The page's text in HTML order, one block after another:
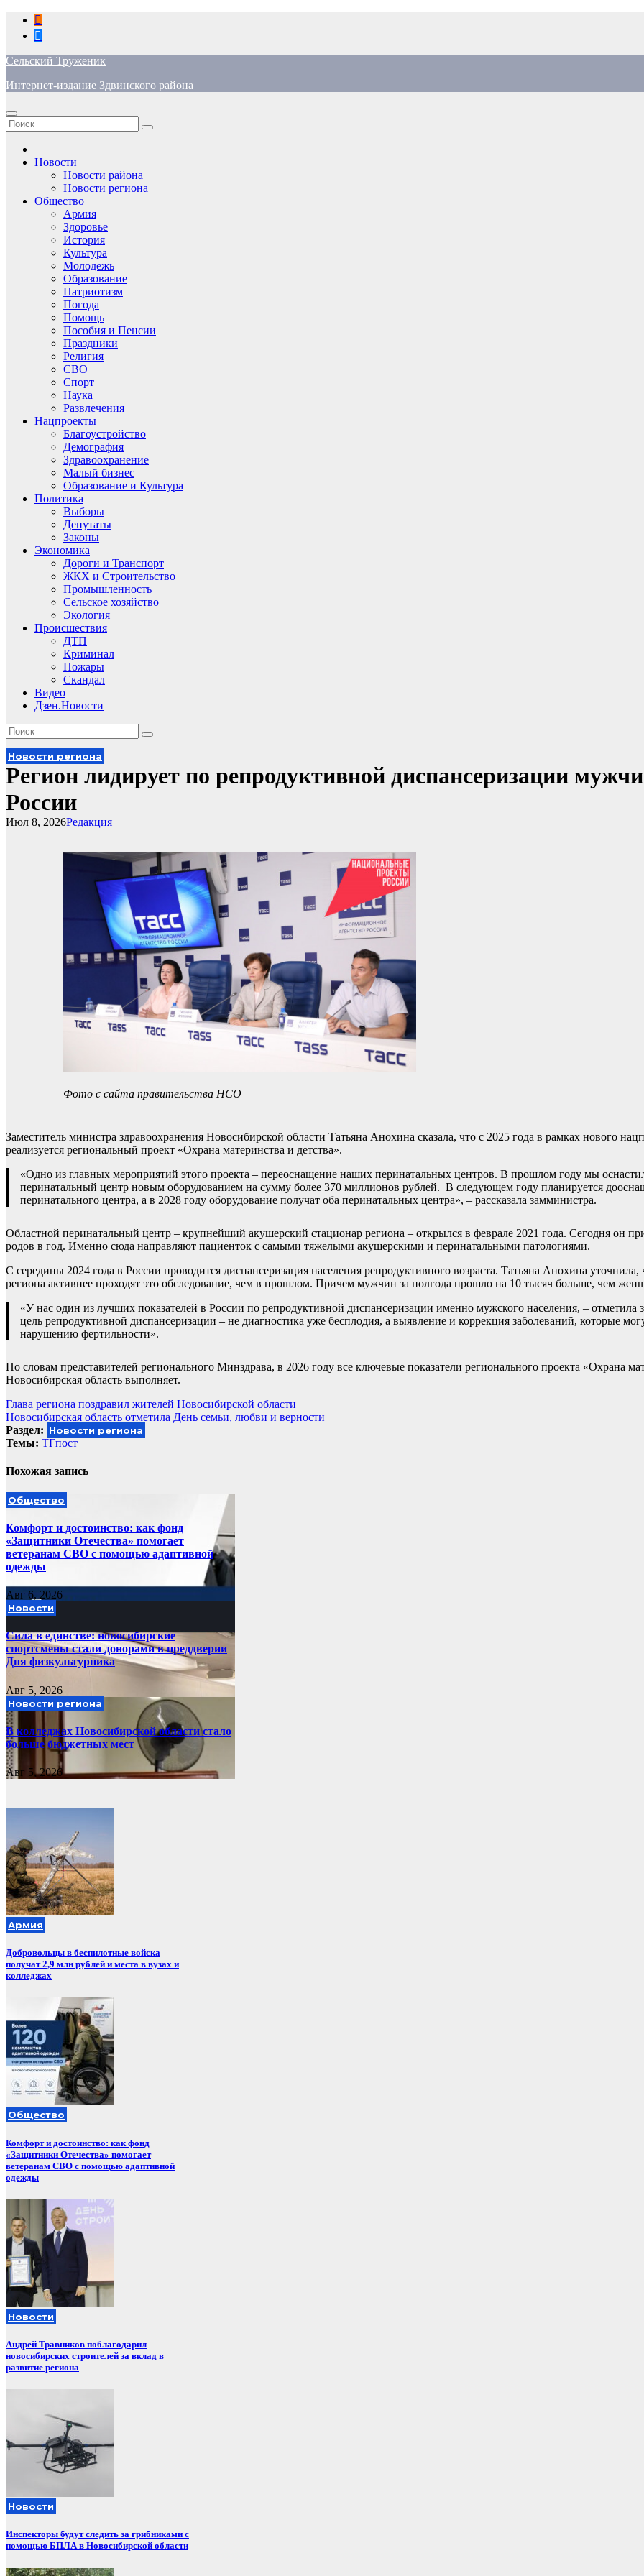
Перейти
содержимому
Сельский Труженик
Интернет-издание Здвинского района
Новости
Новости района
Новости региона
Общество
Армия
Здоровье
История
Культура
Молодежь
Образование
Патриотизм
Погода
Помощь
Пособия и Пенсии
Праздники
Религия
СВО
Спорт
Наука
Развлечения
Нацпроекты
Благоустройство
Демография
Здравоохранение
Малый бизнес
Образование и Культура
Политика
Выборы
Депутаты
Законы
Экономика
Дороги и Транспорт
ЖКХ и Строительство
Промышленность
Сельское хозяйство
Экология
Происшествия
ДТП
Криминал
Пожары
Скандал
Видео
Дзен.Новости
Новости региона
Регион лидирует по репродуктивной диспансеризации
России
Редакция
Июл 8, 2026
Фото с сайта правительства НСО
Заместитель министра здравоохранения Новосибирской области Татьяна Анохина сказала, что с 2025 года в рамках нового
реализуется региональный проект «Охрана материнства и детства».
«Одно из главных мероприятий этого проекта – переоснащение наших перинатальных центров. В прошлом году мы
перинатальный центр новым оборудованием на сумму более 370 миллионов рублей. В следующем году планируется
перинатального центра, а в 2028 году оборудование получат оба перинатальных центра», – рассказала замминистра.
Областной перинатальный центр – крупнейший акушерский стационар региона – открылся в феврале 2021 года. Сегодня он
родов в год. Именно сюда направляют пациенток с самыми тяжелыми акушерскими и перинатальными патологиями.
С середины 2024 года в России проводится диспансеризация населения репродуктивного возраста. Татьяна Анохина уточнила,
региона активнее проходят это обследование, чем в прошлом. Причем мужчин за полгода прошло на 10 тысяч больше, чем
«У нас один из лучших показателей в России по репродуктивной диспансеризации именно мужского населения, – отметила
цель репродуктивной диспансеризации – не диагностика уже бесплодия, а выявление и коррекция заболеваний, которые
нарушению фертильности».
По словам представителей регионального Минздрава, в 2026 году все ключевые показатели регионального проекта «Охрана
Новосибирская область выполняет.
Навигация
по
записям
Глава региона поздравил жителей Новосибирской области
Новосибирская область отметила День семьи, любви и верности
Раздел: Новости региона
Темы: ТГпост
Похожая запись
Общество
Комфорт и достоинство: как фонд
«Защитники Отечества» помогает
ветеранам СВО с помощью адаптивной
одежды
Авг 6, 2026
Новости
Сила в единстве: новосибирские
спортсмены стали донорами в преддверии
Дня физкультурника
Авг 5, 2026
Новости региона
В колледжах Новосибирской области стало
больше бюджетных мест
Авг 5, 2026
Армия
Добровольцы в беспилотные войска
получат 2,9 млн рублей и места в вузах и
колледжах
Общество
Комфорт и достоинство: как фонд
«Защитники Отечества» помогает
ветеранам СВО с помощью адаптивной
одежды
Новости
Андрей Травников поблагодарил
новосибирских строителей за вклад в
развитие региона
Новости
Инспекторы будут следить за грибниками с
помощью БПЛА в Новосибирской области